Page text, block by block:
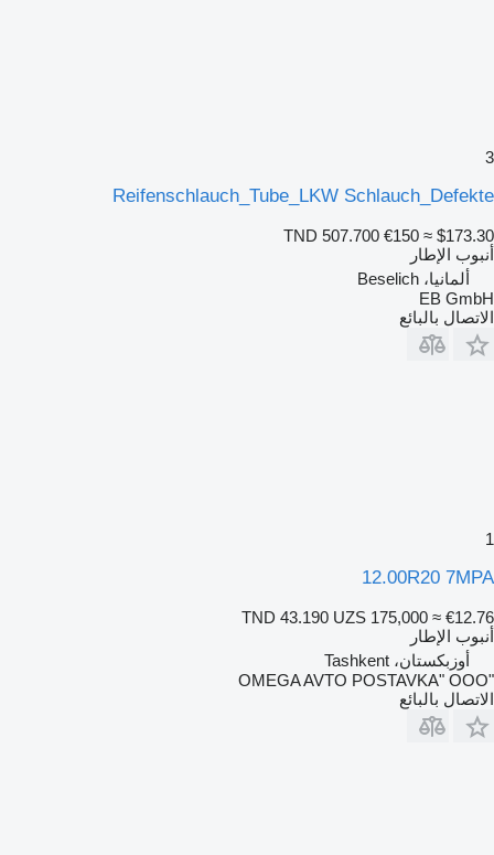
3
Reifenschlauch_Tube_LKW Schlauch_Defekte
TND 507.700 €150 ≈ $173.30
أنبوب الإطار
ألمانيا، Beselich
EB GmbH
الاتصال بالبائع
1
12.00R20 7MPA
TND 43.190 UZS 175,000 ≈ €12.76
أنبوب الإطار
أوزبكستان، Tashkent
"OMEGA AVTO POSTAVKA" OOO
الاتصال بالبائع